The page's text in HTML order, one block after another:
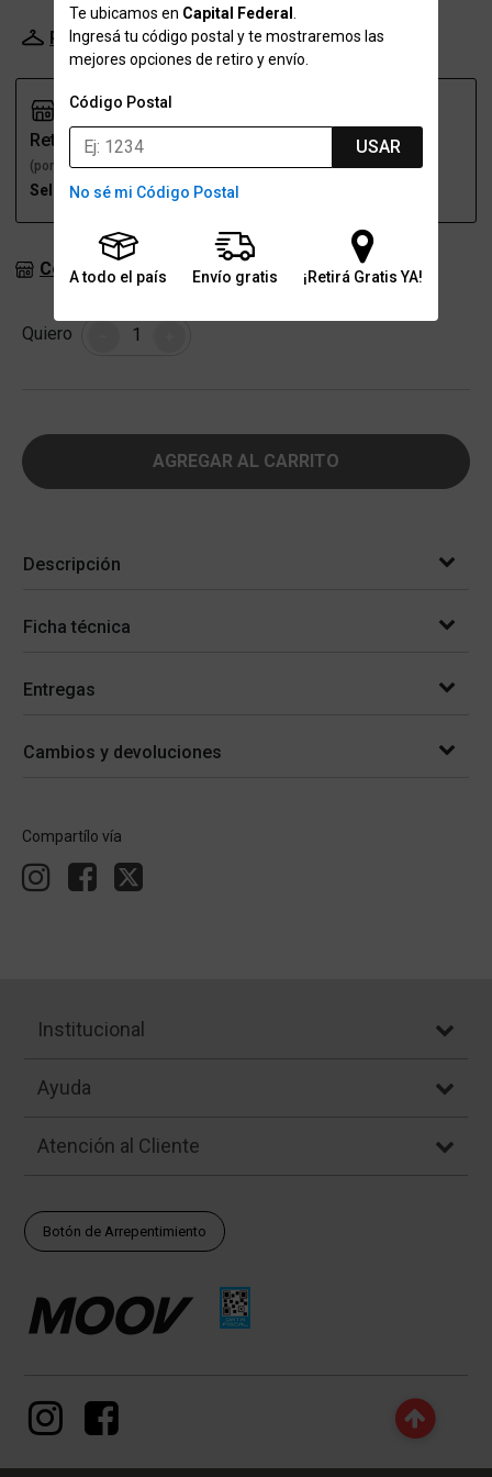
Te ubicamos en Capital Federal
Ingresá tu código postal y te mostraremos las
mejores opciones de retiro y envío.
Código Postal
USAR
No sé mi Código Postal
A todo el país Envío gratis ¡Retirá Gratis YA!
Probador Virtual Tabla de talles
Retiro
(por una sucursal)
Seleccioná talle
(a domicilio)
Consultar stock en sucursales
Quiero Cantidad
AGREGAR AL CARRITO
Descripción
Ficha técnica
Entregas
Cambios y devoluciones
Compartílo vía
Institucional
Ayuda
Atención al Cliente
Botón de Arrepentimiento